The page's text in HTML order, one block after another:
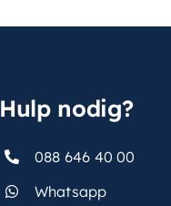
Hulp nodig?
088 646 40 00
Whatsapp